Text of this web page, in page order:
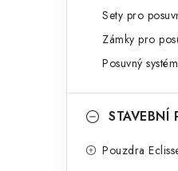
Sety pro
Zámky pro
Posuvný
STAVEBNÍ
Pouzdra